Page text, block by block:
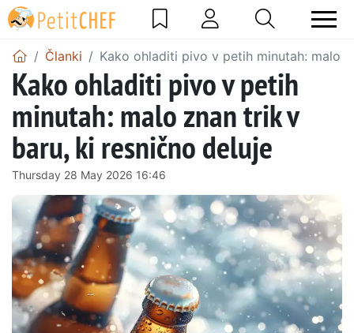
Članki Kako ohladiti pivo v petih minutah: malo
Kako ohladiti pivo v petih
minutah: malo znan trik v
baru, ki resnično deluje
Thursday 28 May 2026 16:46